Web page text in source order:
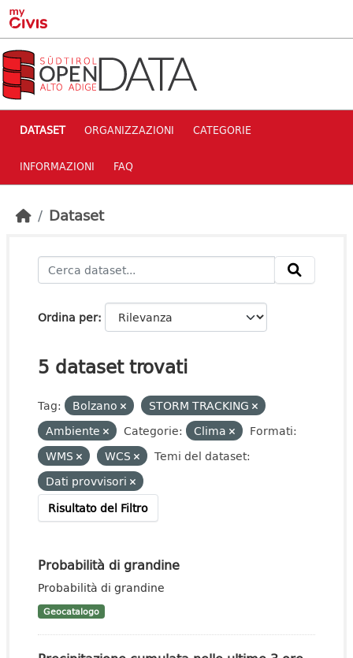
Skip to main content
DATASET ORGANIZZAZIONI CATEGORIE
INFORMAZIONI FAQ
Dataset
Ordina per
5 dataset trovati
Tag: Bolzano
STORM TRACKING
Ambiente
Categorie: Clima
Formati:
WMS
WCS
Temi del dataset:
Dati provvisori
Risultato del Filtro
Probabilità di grandine
Probabilità di grandine
Geocatalogo